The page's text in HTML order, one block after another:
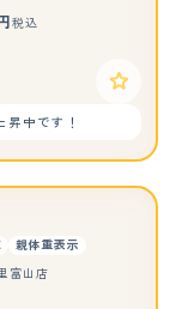
円 税込
中です！
親体重表示
富山店